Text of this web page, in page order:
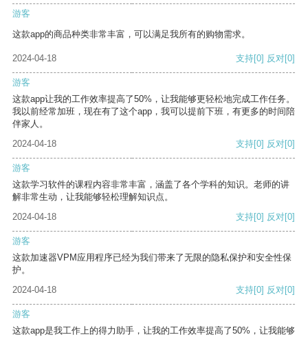
游客
这款app的商品种类非常丰富，可以满足我所有的购物需求。
2024-04-18 支持[0] 反对[0]
游客
这款app让我的工作效率提高了50%，让我能够更轻松地完成工作任务。
我以前经常加班，现在有了这个app，我可以提前下班，有更多的时间陪
伴家人。
2024-04-18
支持[0] 反对[0]
游客
这款学习软件的课程内容非常丰富，涵盖了各个学科的知识。老师的讲
解非常生动，让我能够轻松理解知识点。
2024-04-18
支持[0] 反对[0]
游客
这款加速器VPM应用程序已经为我们带来了无限的隐私保护和安全性保
护。
2024-04-18
支持[0] 反对[0]
游客
这款app是我工作上的得力助手，让我的工作效率提高了50%，让我能够